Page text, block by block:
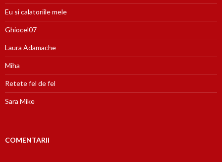
Eu si calatoriile mele
Ghiocel07
Laura Adamache
Miha
Retete fel de fel
Sara Mike
COMENTARII